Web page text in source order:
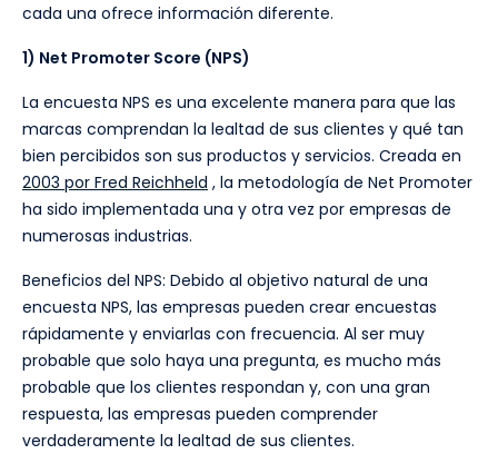
cada una ofrece información diferente.
1) Net Promoter Score (NPS)
La encuesta NPS es una excelente manera para que las
marcas comprendan la lealtad de sus clientes y qué tan
bien percibidos son sus productos y servicios. Creada en
2003 por Fred Reichheld , la metodología de Net Promoter
ha sido implementada una y otra vez por empresas de
numerosas industrias.
Beneficios del NPS: Debido al objetivo natural de una
encuesta NPS, las empresas pueden crear encuestas
rápidamente y enviarlas con frecuencia. Al ser muy
probable que solo haya una pregunta, es mucho más
probable que los clientes respondan y, con una gran
respuesta, las empresas pueden comprender
verdaderamente la lealtad de sus clientes.